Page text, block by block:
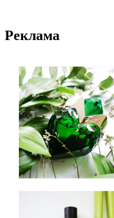
Реклама